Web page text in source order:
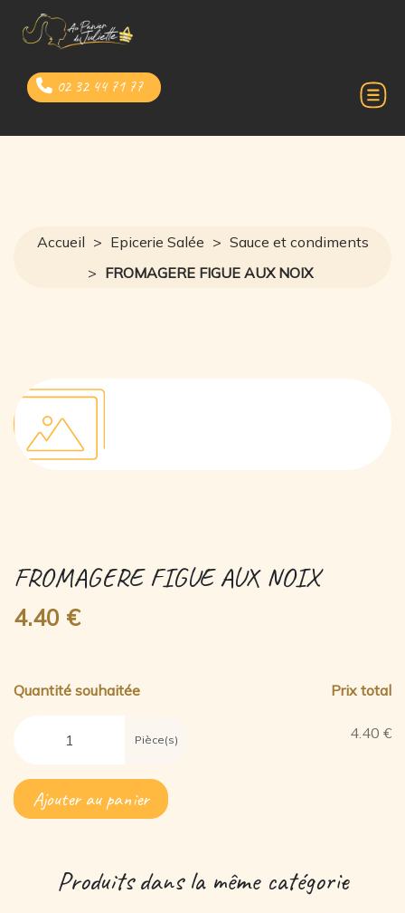
02 32 44 71 77
Accueil > Epicerie Salée > Sauce et condiments
> FROMAGERE FIGUE AUX NOIX
FROMAGERE FIGUE AUX NOIX
4.40 €
Quantité souhaitée Prix total
Pièce(s) 4.40 €
Ajouter au panier
Produits dans la même catégorie